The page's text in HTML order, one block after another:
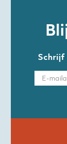
Schrijf